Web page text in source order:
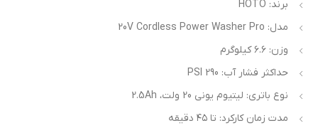
برند: HOTO
مدل: 20V Cordless Power Washer Pro
وزن: ۶.۶ کیلوگرم
حداکثر فشار آب: 290 PSI
نوع باتری: لیتیوم یونی 20 ولت، 2.5Ah
مدت زمان کارکرد: تا ۴۵ دقیقه